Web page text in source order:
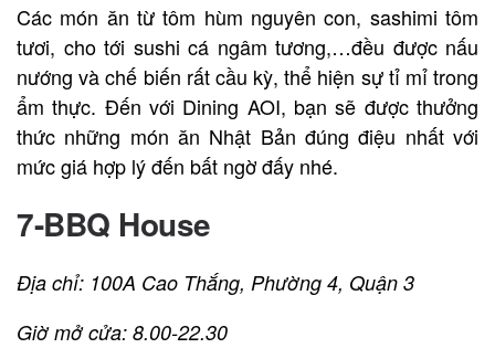
Các món ăn từ tôm hùm nguyên con, sashimi tôm
tươi, cho tới sushi cá ngâm tương,…đều được nấu
nướng và chế biến rất cầu kỳ, thể hiện sự tỉ mỉ trong
ẩm thực. Đến với Dining AOI, bạn sẽ được thưởng
thức những món ăn Nhật Bản đúng điệu nhất với
mức giá hợp lý đến bất ngờ đấy nhé.
7-BBQ House
Địa chỉ: 100A Cao Thắng, Phường 4, Quận 3
Giờ mở cửa: 8.00-22.30